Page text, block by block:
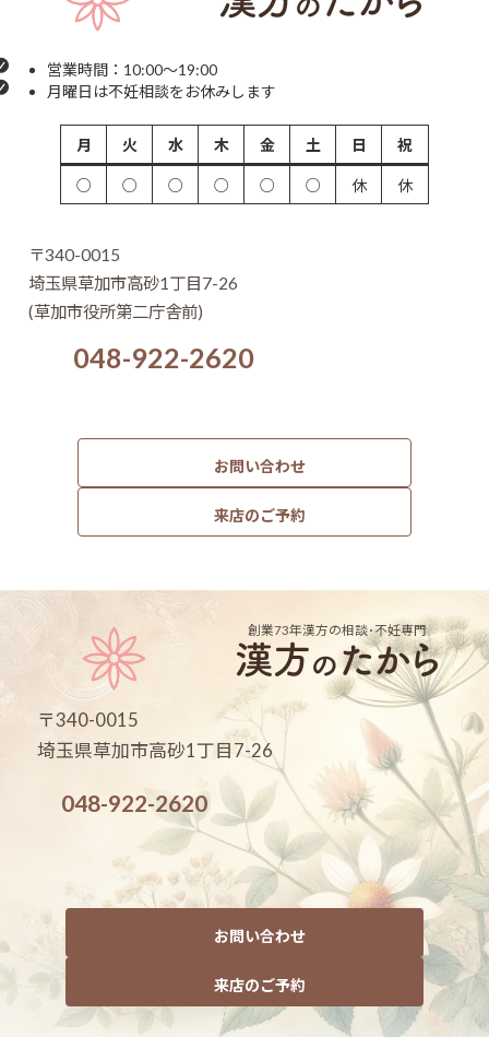
営業時間：10:00～19:00
月曜日は不妊相談をお休みします
月 火 水 木 金 土 日 祝
○ ○ ○ ○ ○ ○ 休 休
〒340-0015
埼玉県草加市高砂1丁目7-26
(草加市役所第二庁舎前)
048-922-2620
お問い合わせ
来店のご予約
創業73年漢方の相談･不妊専門
〒340-0015
埼玉県草加市高砂1丁目7-26
048-922-2620
お問い合わせ
来店のご予約